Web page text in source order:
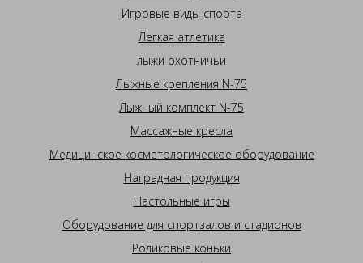
Игровые виды спорта
Легкая атлетика
лыжи охотничьи
Лыжные крепления N-75
Лыжный комплект N-75
Массажные кресла
Медицинское косметологическое оборудование
Наградная продукция
Настольные игры
Оборудование для спортзалов и стадионов
Роликовые коньки